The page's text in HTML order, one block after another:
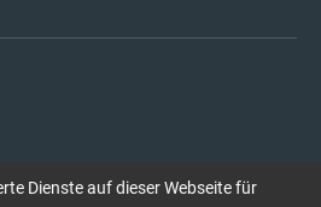
Dienste auf dieser Webseite für